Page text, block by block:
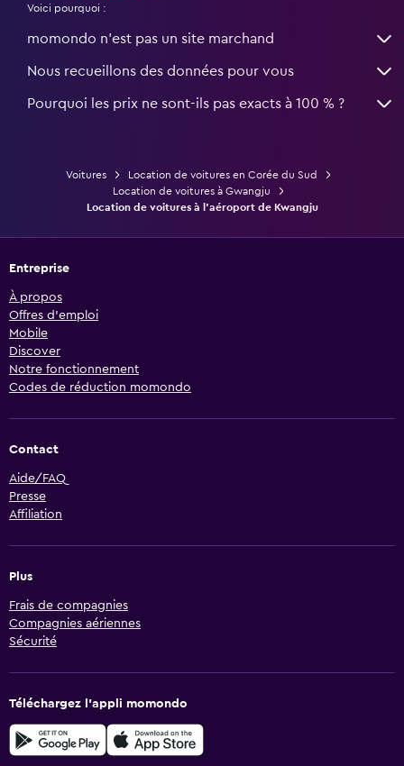
Voici pourquoi :
momondo n'est pas un site marchand
Nous recueillons des données pour vous
Pourquoi les prix ne sont-ils pas exacts à 100 % ?
Voitures
Location de voitures en Corée du Sud
Location de voitures à Gwangju
Location de voitures à l'aéroport de Kwangju
Entreprise
À propos
Offres d’emploi
Mobile
Discover
Notre fonctionnement
Codes de réduction momondo
Contact
Aide/FAQ
Presse
Affiliation
Plus
Frais de compagnies
Compagnies aériennes
Sécurité
Téléchargez l’appli momondo